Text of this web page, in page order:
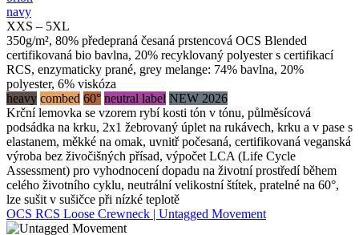
navy
XXS – 5XL
350g/m², 80% předepraná česaná prstencová OCS Blended
certifikovaná bio bavlna, 20% recyklovaný polyester s certifikací
RCS, enzymaticky prané, grey melange: 74% bavlna, 20%
polyester, 6% viskóza
heavy combed 60° neutral label NEW 2026
Krční lemovka se vzorem rybí kosti tón v tónu, půlměsícová
podsádka na krku, 2x1 žebrovaný úplet na rukávech, krku a v pase s
elastanem, měkké na omak, uvnitř počesaná, certifikovaná veganská
výroba bez živočišných přísad, výpočet LCA (Life Cycle
Assessment) pro vyhodnocení dopadu na životní prostředí během
celého životního cyklu, neutrální velikostní štítek, pratelné na 60°,
lze sušit v sušičce při nízké teplotě
OCS RCS Loose Crewneck | Untagged Movement